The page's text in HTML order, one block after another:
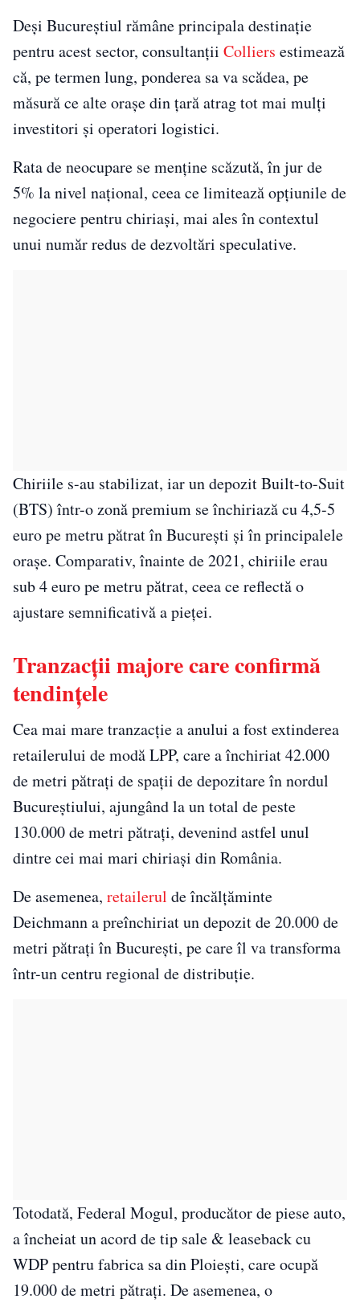
Deși Bucureștiul rămâne principala destinație
pentru acest sector, consultanții Colliers estimează
că, pe termen lung, ponderea sa va scădea, pe
măsură ce alte orașe din țară atrag tot mai mulți
investitori și operatori logistici.
Rata de neocupare se menține scăzută, în jur de
5% la nivel național, ceea ce limitează opțiunile de
negociere pentru chiriași, mai ales în contextul
unui număr redus de dezvoltări speculative.
Chiriile s-au stabilizat, iar un depozit Built-to-Suit
(BTS) într-o zonă premium se închiriază cu 4,5-5
euro pe metru pătrat în București și în principalele
orașe. Comparativ, înainte de 2021, chiriile erau
sub 4 euro pe metru pătrat, ceea ce reflectă o
ajustare semnificativă a pieței.
Tranzacții majore care confirmă
tendințele
Cea mai mare tranzacție a anului a fost extinderea
retailerului de modă LPP, care a închiriat 42.000
de metri pătrați de spații de depozitare în nordul
Bucureștiului, ajungând la un total de peste
130.000 de metri pătrați, devenind astfel unul
dintre cei mai mari chiriași din România.
De asemenea, retailerul de încălțăminte
Deichmann a preînchiriat un depozit de 20.000 de
metri pătrați în București, pe care îl va transforma
într-un centru regional de distribuție.
Totodată, Federal Mogul, producător de piese auto,
a încheiat un acord de tip sale & leaseback cu
WDP pentru fabrica sa din Ploiești, care ocupă
19.000 de metri pătrați. De asemenea, o